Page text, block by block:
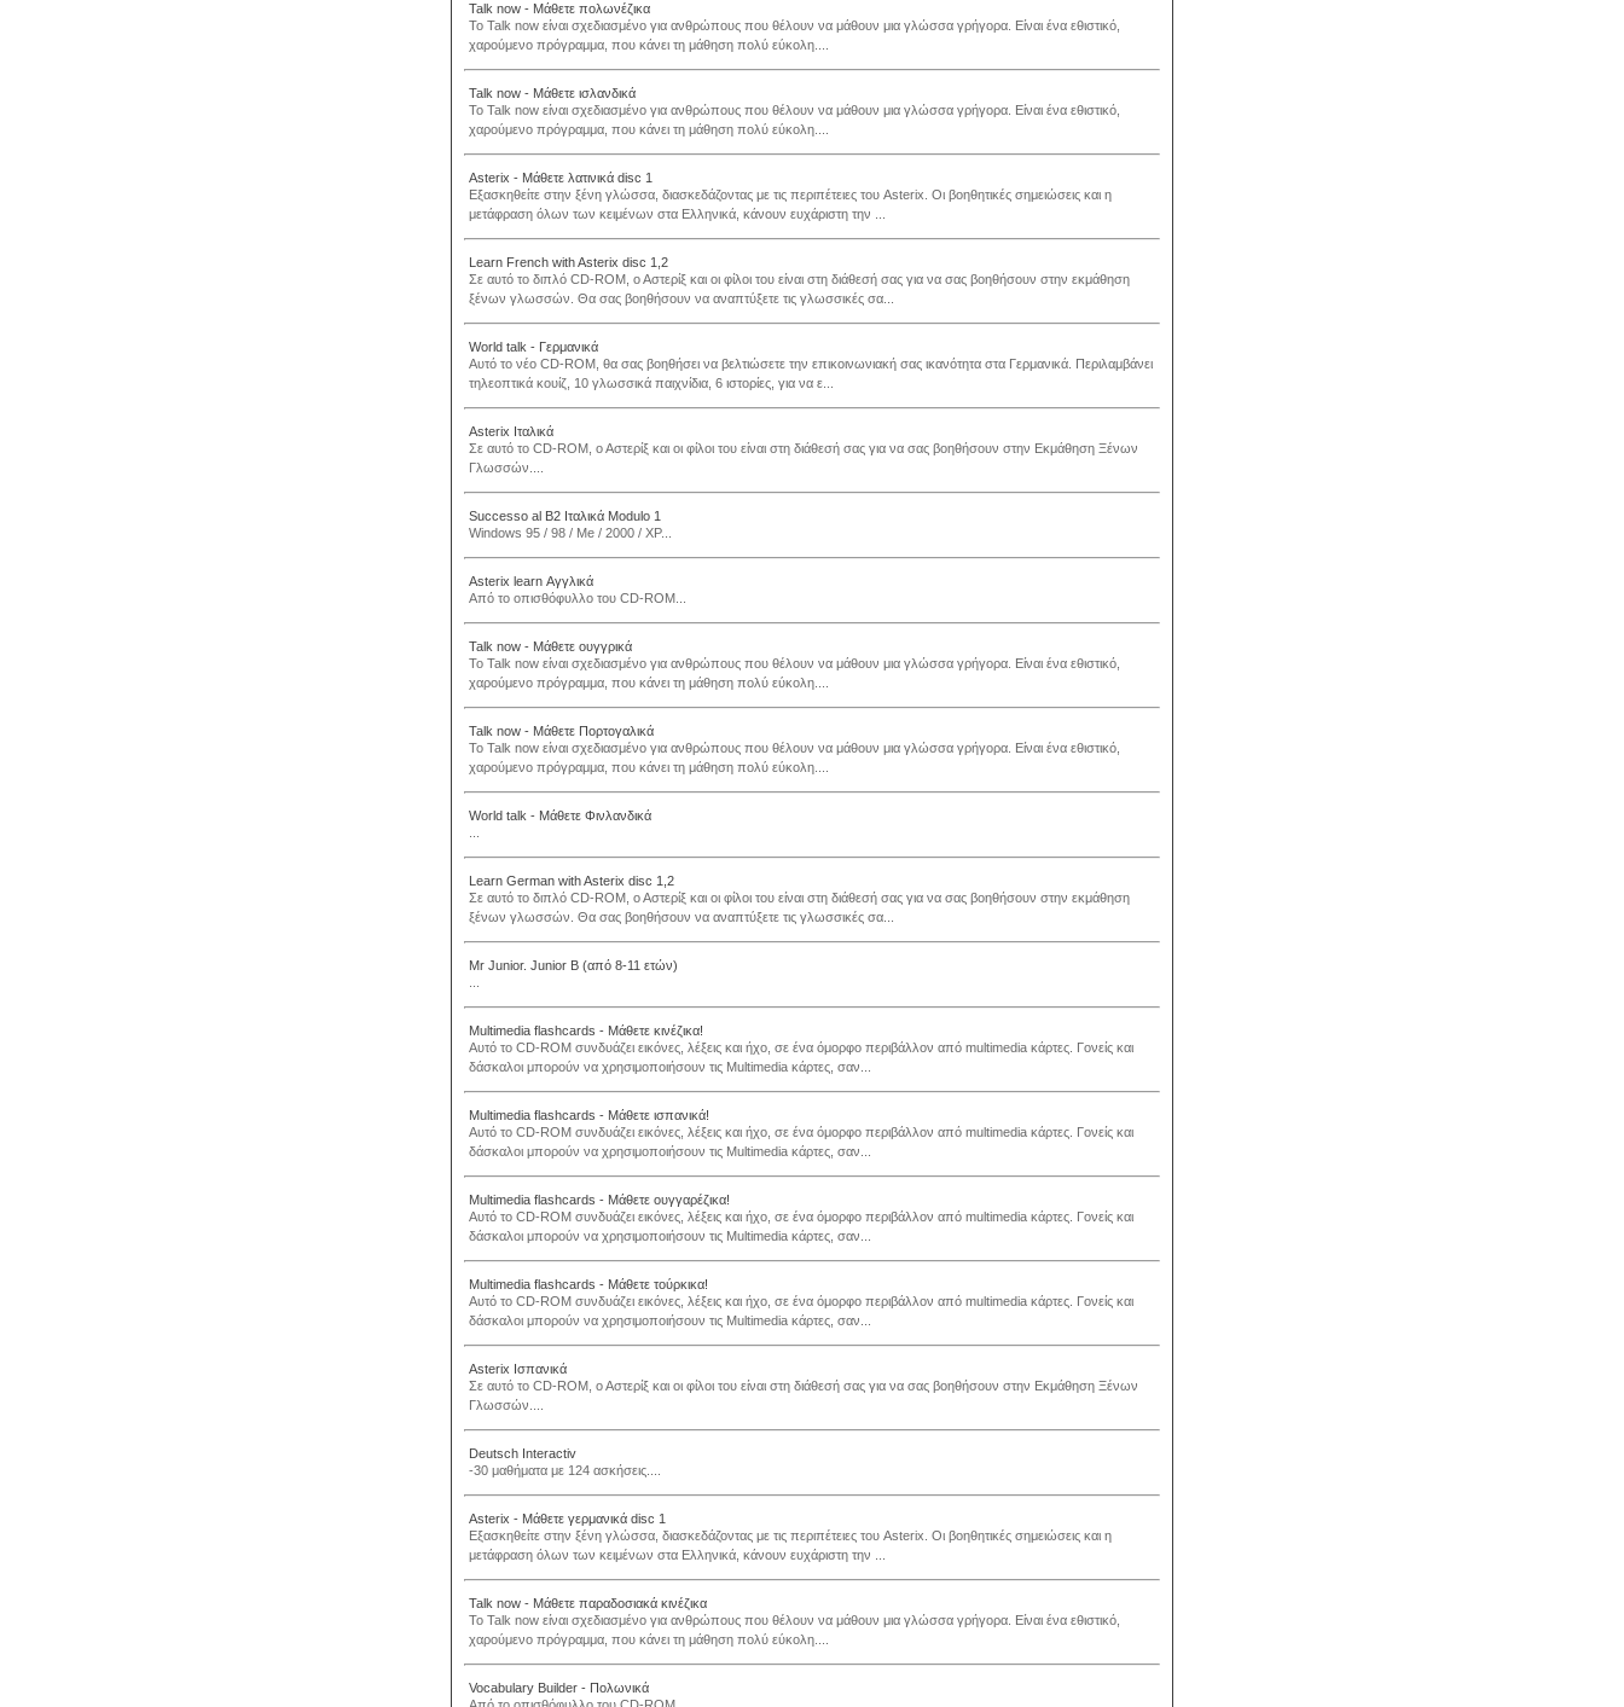
Talk now - Μάθετε πολωνέζικα
To Talk now είναι σχεδιασμένο για ανθρώπους που θέλουν να μάθουν μια γλώσσα γρήγορα. Είναι ένα εθιστικό,
χαρούμενο πρόγραμμα, που κάνει τη μάθηση πολύ εύκολη....
Talk now - Μάθετε ισλανδικά
To Talk now είναι σχεδιασμένο για ανθρώπους που θέλουν να μάθουν μια γλώσσα γρήγορα. Είναι ένα εθιστικό,
χαρούμενο πρόγραμμα, που κάνει τη μάθηση πολύ εύκολη....
Asterix - Μάθετε λατινικά disc 1
Εξασκηθείτε στην ξένη γλώσσα, διασκεδάζοντας με τις περιπέτειες του Asterix. Οι βοηθητικές σημειώσεις και η
μετάφραση όλων των κειμένων στα Ελληνικά, κάνουν ευχάριστη την ...
Learn French with Asterix disc 1,2
Σε αυτό το διπλό CD-ROM, ο Αστερίξ και οι φίλοι του είναι στη διάθεσή σας για να σας βοηθήσουν στην εκμάθηση
ξένων γλωσσών. Θα σας βοηθήσουν να αναπτύξετε τις γλωσσικές σα...
World talk - Γερμανικά
Αυτό το νέο CD-ROM, θα σας βοηθήσει να βελτιώσετε την επικοινωνιακή σας ικανότητα στα Γερμανικά. Περιλαμβάνει
τηλεοπτικά κουίζ, 10 γλωσσικά παιχνίδια, 6 ιστορίες, για να ε...
Asterix Ιταλικά
Σε αυτό το CD-ROM, ο Αστερίξ και οι φίλοι του είναι στη διάθεσή σας για να σας βοηθήσουν στην Εκμάθηση Ξένων
Γλωσσών....
Successo al B2 Ιταλικά Modulo 1
Windows 95 / 98 / Me / 2000 / XP...
Asterix learn Αγγλικά
Από το οπισθόφυλλο του CD-ROM...
Talk now - Μάθετε ουγγρικά
To Talk now είναι σχεδιασμένο για ανθρώπους που θέλουν να μάθουν μια γλώσσα γρήγορα. Είναι ένα εθιστικό,
χαρούμενο πρόγραμμα, που κάνει τη μάθηση πολύ εύκολη....
Talk now - Μάθετε Πορτογαλικά
To Talk now είναι σχεδιασμένο για ανθρώπους που θέλουν να μάθουν μια γλώσσα γρήγορα. Είναι ένα εθιστικό,
χαρούμενο πρόγραμμα, που κάνει τη μάθηση πολύ εύκολη....
World talk - Μάθετε Φινλανδικά
Learn German with Asterix disc 1,2
Σε αυτό το διπλό CD-ROM, ο Αστερίξ και οι φίλοι του είναι στη διάθεσή σας για να σας βοηθήσουν στην εκμάθηση
ξένων γλωσσών. Θα σας βοηθήσουν να αναπτύξετε τις γλωσσικές σα...
Mr Junior. Junior B (από 8-11 ετών)
Multimedia flashcards - Μάθετε κινέζικα!
Αυτό το CD-ROM συνδυάζει εικόνες, λέξεις και ήχο, σε ένα όμορφο περιβάλλον από multimedia κάρτες. Γονείς και
δάσκαλοι μπορούν να χρησιμοποιήσουν τις Multimedia κάρτες, σαν...
Multimedia flashcards - Μάθετε ισπανικά!
Αυτό το CD-ROM συνδυάζει εικόνες, λέξεις και ήχο, σε ένα όμορφο περιβάλλον από multimedia κάρτες. Γονείς και
δάσκαλοι μπορούν να χρησιμοποιήσουν τις Multimedia κάρτες, σαν...
Multimedia flashcards - Μάθετε ουγγαρέζικα!
Αυτό το CD-ROM συνδυάζει εικόνες, λέξεις και ήχο, σε ένα όμορφο περιβάλλον από multimedia κάρτες. Γονείς και
δάσκαλοι μπορούν να χρησιμοποιήσουν τις Multimedia κάρτες, σαν...
Multimedia flashcards - Μάθετε τούρκικα!
Aυτό το CD-ROM συνδυάζει εικόνες, λέξεις και ήχο, σε ένα όμορφο περιβάλλον από multimedia κάρτες. Γονείς και
δάσκαλοι μπορούν να χρησιμοποιήσουν τις Multimedia κάρτες, σαν...
Asterix Ισπανικά
Σε αυτό το CD-ROM, ο Αστερίξ και οι φίλοι του είναι στη διάθεσή σας για να σας βοηθήσουν στην Εκμάθηση Ξένων
Γλωσσών....
Deutsch Interactiv
-30 μαθήματα με 124 ασκήσεις....
Asterix - Μάθετε γερμανικά disc 1
Εξασκηθείτε στην ξένη γλώσσα, διασκεδάζοντας με τις περιπέτειες του Asterix. Οι βοηθητικές σημειώσεις και η
μετάφραση όλων των κειμένων στα Ελληνικά, κάνουν ευχάριστη την ...
Talk now - Μάθετε παραδοσιακά κινέζικα
To Talk now είναι σχεδιασμένο για ανθρώπους που θέλουν να μάθουν μια γλώσσα γρήγορα. Είναι ένα εθιστικό,
χαρούμενο πρόγραμμα, που κάνει τη μάθηση πολύ εύκολη....
Vocabulary Builder - Πολωνικά